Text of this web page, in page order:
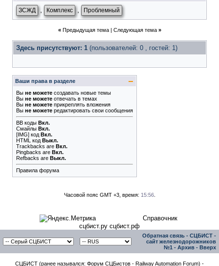
ЗСЖД Комплекс Проблемный
« Предыдущая тема| Следующая тема »
Здесь присутствуют: 1 (пользователей: 0 , гостей: 1)
Ваши права в разделе
Вы не можете создавать новые темы
Вы не можете отвечать в темах
Вы не можете прикреплять вложения
Вы не можете редактировать свои сообщения
BB коды Вкл.
Смайлы Вкл.
[IMG] код Вкл.
HTML код Выкл.
Trackbacks are Вкл.
Pingbacks are Вкл.
Refbacks are Выкл.
Правила форума
Часовой пояс GMT +3, время: 15:56.
Справочник
сцбист.ру сцбист.рф
Обратная связь - СЦБИСТ -
сайт железнодорожников
№1 - Архив - Вверх
СЦБИСТ (ранее назывался: Форум СЦБистов - Railway Automation Forum) -